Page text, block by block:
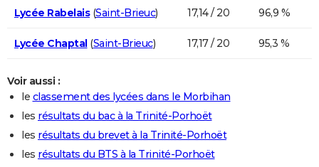
Lycée Rabelais(Saint-Brieuc) 17,14 / 20 96,9 %
Lycée Chaptal(Saint-Brieuc) 17,17 / 20 95,3 %
Voir aussi :
le classement des lycées dans le Morbihan
les résultats du bac à la Trinité-Porhoët
les résultats du brevet à la Trinité-Porhoët
les résultats du BTS à la Trinité-Porhoët